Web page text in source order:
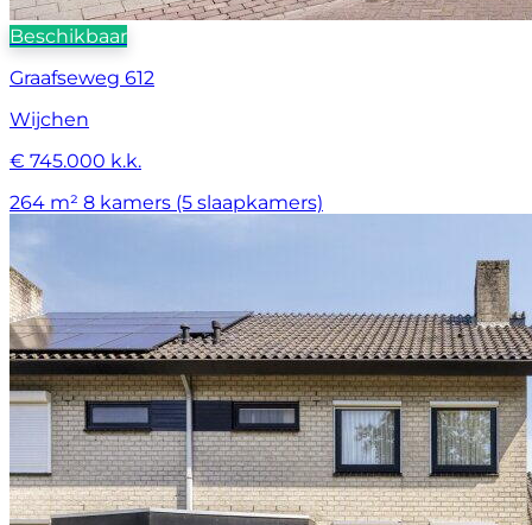
Beschikbaar
Graafseweg 612
Wijchen
€ 745.000 k.k.
264 m² 8 kamers (5 slaapkamers)